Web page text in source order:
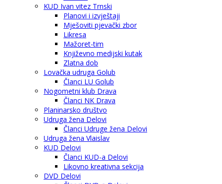
KUD Ivan vitez Trnski
Planovi i izvještaji
Mješoviti pjevački zbor
Likresa
Mažoret-tim
Književno medijski kutak
Zlatna dob
Lovačka udruga Golub
Članci LU Golub
Nogometni klub Drava
Članci NK Drava
Planinarsko društvo
Udruga žena Delovi
Članci Udruge žena Delovi
Udruga žena Vlaislav
KUD Delovi
Članci KUD-a Delovi
Likovno kreativna sekcija
DVD Delovi